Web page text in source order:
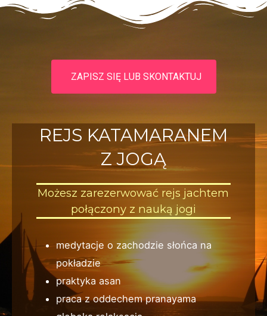
REJS KATAMARANEM
Z JOGĄ
Możesz zarezerwować rejs jachtem
połączony z nauką jogi
medytacje o zachodzie słońca na
pokładzie
praktyka asan
praca z oddechem pranayama
ZAPISZ SIĘ LUB SKONTAKTUJ